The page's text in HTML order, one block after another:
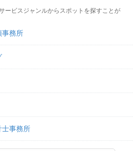
ービスジャンルからスポットを探すことが
事務所
士事務所